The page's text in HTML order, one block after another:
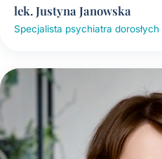
lek. Justyna Janowska
Specjalista psychiatra